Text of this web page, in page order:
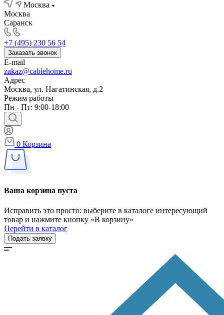
Москва
Москва
Саранск
+7 (495) 230 56 54
Заказать звонок
E-mail
zakaz@cablehome.ru
Адрес
Москва, ул. Нагатинская, д.2
Режим работы
Пн - Пт: 9:00-18:00
0 Корзина
Ваша корзина пуста
Исправить это просто: выберите в каталоге интересующий
товар и нажмите кнопку «В корзину»
Перейти в каталог
Подать заявку